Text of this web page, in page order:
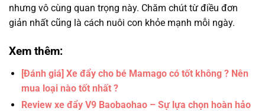
nhưng vô cùng quan trọng này. Chăm chút từ điều đơn
giản nhất cũng là cách nuôi con khỏe mạnh mỗi ngày.
Xem thêm:
[Đánh giá] Xe đẩy cho bé Mamago có tốt không ? Nên
mua loại nào tốt nhất ?
Review xe đẩy V9 Baobaohao – Sự lựa chọn hoàn hảo